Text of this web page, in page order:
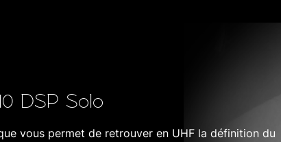
DSP Solo
vous permet de retrouver en UHF la définition du